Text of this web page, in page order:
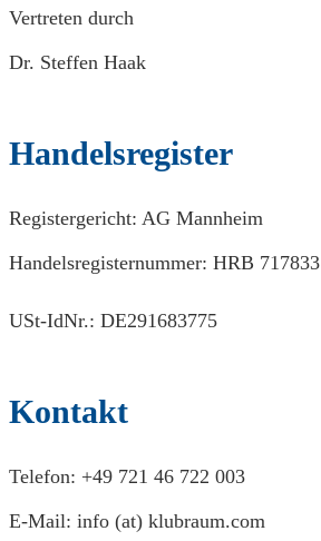
Vertreten durch
Dr. Steffen Haak
Handelsregister
Registergericht: AG Mannheim
Handelsregisternummer: HRB 717833
USt-IdNr.: DE291683775
Kontakt
Telefon: +49 721 46 722 003
E-Mail: info (at) klubraum.com